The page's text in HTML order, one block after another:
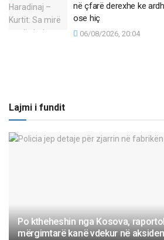
në çfarë derexhe ke
ose hiç
06/08/2026, 20:04
Lajmi i fundit
Po ktheheshin nga Kosova,
mërgimtarë kanë vdekur në